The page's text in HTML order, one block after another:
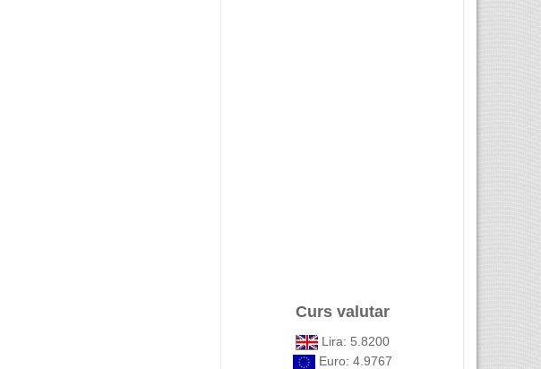
Curs valutar
Lira: 5.8200
Euro: 4.9767